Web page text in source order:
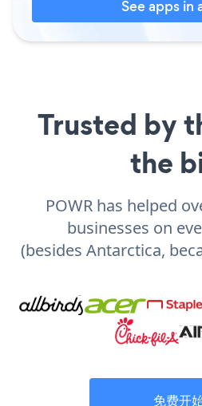
See apps in
Trusted by
the
POWR has helped
businesses on
(besides Antarctica,
免费开